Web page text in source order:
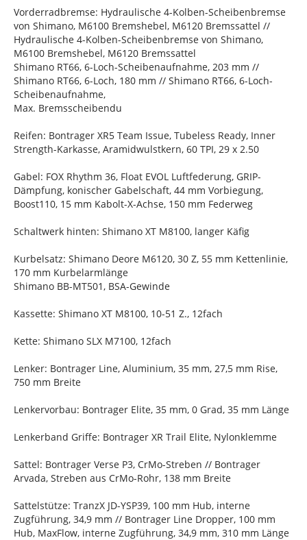
Vorderradbremse: Hydraulische 4-Kolben-Scheibenbremse
von Shimano, M6100 Bremshebel, M6120 Bremssattel //
Hydraulische 4-Kolben-Scheibenbremse von Shimano,
M6100 Bremshebel, M6120 Bremssattel
Shimano RT66, 6-Loch-Scheibenaufnahme, 203 mm //
Shimano RT66, 6-Loch, 180 mm // Shimano RT66, 6-Loch-
Scheibenaufnahme,
Max. Bremsscheibendu
Reifen: Bontrager XR5 Team Issue, Tubeless Ready, Inner
Strength-Karkasse, Aramidwulstkern, 60 TPI, 29 x 2.50
Gabel: FOX Rhythm 36, Float EVOL Luftfederung, GRIP-
Dämpfung, konischer Gabelschaft, 44 mm Vorbiegung,
Boost110, 15 mm Kabolt-X-Achse, 150 mm Federweg
Schaltwerk hinten: Shimano XT M8100, langer Käfig
Kurbelsatz: Shimano Deore M6120, 30 Z, 55 mm Kettenlinie,
170 mm Kurbelarmlänge
Shimano BB-MT501, BSA-Gewinde
Kassette: Shimano XT M8100, 10-51 Z., 12fach
Kette: Shimano SLX M7100, 12fach
Lenker: Bontrager Line, Aluminium, 35 mm, 27,5 mm Rise,
750 mm Breite
Lenkervorbau: Bontrager Elite, 35 mm, 0 Grad, 35 mm Länge
Lenkerband Griffe: Bontrager XR Trail Elite, Nylonklemme
Sattel: Bontrager Verse P3, CrMo-Streben // Bontrager
Arvada, Streben aus CrMo-Rohr, 138 mm Breite
Sattelstütze: TranzX JD-YSP39, 100 mm Hub, interne
Zugführung, 34,9 mm // Bontrager Line Dropper, 100 mm
Hub, MaxFlow, interne Zugführung, 34,9 mm, 310 mm Länge